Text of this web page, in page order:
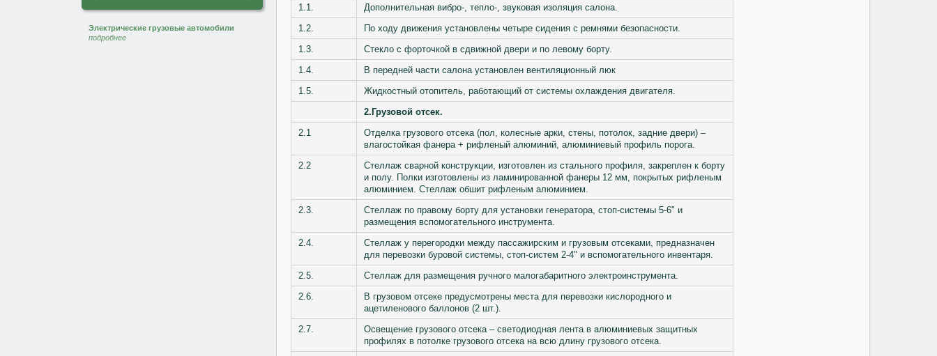
Электрические грузовые автомобили
подробнее
1.1.
Дополнительная вибро-, тепло-, звуковая изоляция салона.
1.2.
По ходу движения установлены четыре сидения с ремнями безопасности.
1.3.
Стекло с форточкой в сдвижной двери и по левому борту.
1.4.
В передней части салона установлен вентиляционный люк
1.5.
Жидкостный отопитель, работающий от системы охлаждения двигателя.
2.Грузовой отсек.
2.1
Отделка грузового отсека (пол, колесные арки, стены, потолок, задние двери) –
влагостойкая фанера + рифленый алюминий, алюминиевый профиль порога.
2.2
Стеллаж сварной конструкции, изготовлен из стального профиля, закреплен к борту
и полу. Полки изготовлены из ламинированной фанеры 12 мм, покрытых рифленым
алюминием. Стеллаж обшит рифленым алюминием.
2.3.
Стеллаж по правому борту для установки генератора, стоп-системы 5-6" и
размещения вспомогательного инструмента.
2.4.
Стеллаж у перегородки между пассажирским и грузовым отсеками, предназначен
для перевозки буровой системы, стоп-систем 2-4" и вспомогательного инвентаря.
2.5.
Стеллаж для размещения ручного малогабаритного электроинструмента.
2.6.
В грузовом отсеке предусмотрены места для перевозки кислородного и
ацетиленового баллонов (2 шт.).
2.7.
Освещение грузового отсека – светодиодная лента в алюминиевых защитных
профилях в потолке грузового отсека на всю длину грузового отсека.